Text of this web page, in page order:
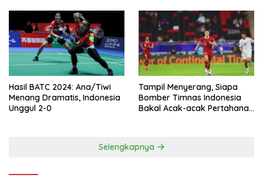
Hasil BATC 2024: Ana/Tiwi
Menang Dramatis, Indonesia
Unggul 2-0
Tampil Menyerang, Siapa
Bomber Timnas Indonesia
Bakal Acak-acak Pertahanan
Selengkapnya